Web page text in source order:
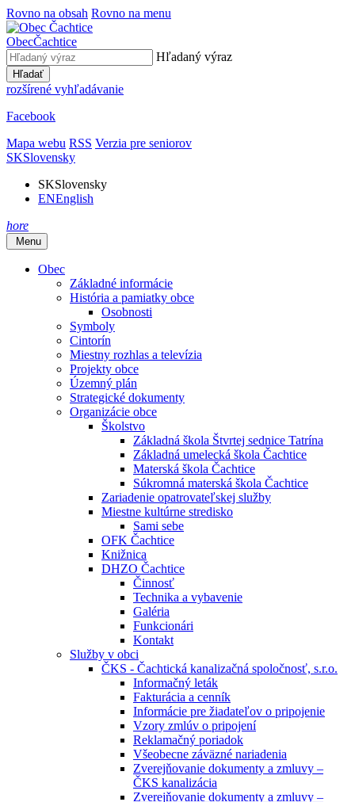
Rovno na obsah Rovno na menu
ObecČachtice
Hľadaný výraz
Hľadať
rozšírené vyhľadávanie
Facebook
Mapa webu RSS Verzia pre seniorov
SKSlovensky
SKSlovensky
ENEnglish
hore
Menu
Obec
Základné informácie
História a pamiatky obce
Osobnosti
Symboly
Cintorín
Miestny rozhlas a televízia
Projekty obce
Územný plán
Strategické dokumenty
Organizácie obce
Školstvo
Základná škola Štvrtej sednice Tatrína
Základná umelecká škola Čachtice
Materská škola Čachtice
Súkromná materská škola Čachtice
Zariadenie opatrovateľskej služby
Miestne kultúrne stredisko
Sami sebe
OFK Čachtice
Knižnica
DHZO Čachtice
Činnosť
Technika a vybavenie
Galéria
Funkcionári
Kontakt
Služby v obci
ČKS - Čachtická kanalizačná spoločnosť, s.r.o.
Informačný leták
Fakturácia a cenník
Informácie pre žiadateľov o pripojenie
Vzory zmlúv o pripojení
Reklamačný poriadok
Všeobecne záväzné nariadenia
Zverejňovanie dokumenty a zmluvy –
ČKS kanalizácia
Zverejňovanie dokumenty a zmluvy –